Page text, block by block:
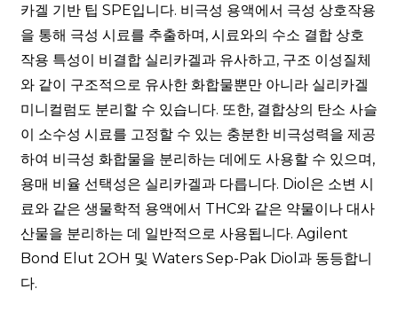
카겔 기반 팁 SPE입니다. 비극성 용액에서 극성 상호작용
을 통해 극성 시료를 추출하며, 시료와의 수소 결합 상호
작용 특성이 비결합 실리카겔과 유사하고, 구조 이성질체
와 같이 구조적으로 유사한 화합물뿐만 아니라 실리카겔
미니컬럼도 분리할 수 있습니다. 또한, 결합상의 탄소 사슬
이 소수성 시료를 고정할 수 있는 충분한 비극성력을 제공
하여 비극성 화합물을 분리하는 데에도 사용할 수 있으며,
용매 비율 선택성은 실리카겔과 다릅니다. Diol은 소변 시
료와 같은 생물학적 용액에서 THC와 같은 약물이나 대사
산물을 분리하는 데 일반적으로 사용됩니다. Agilent
Bond Elut 2OH 및 Waters Sep-Pak Diol과 동등합니
다.